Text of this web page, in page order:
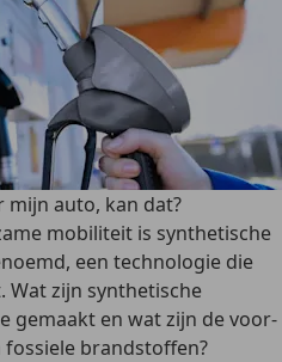
auto, kan dat?
mobiliteit is synthetische
een technologie die
Wat zijn synthetische
gemaakt en wat zijn de voor-
brandstoffen?